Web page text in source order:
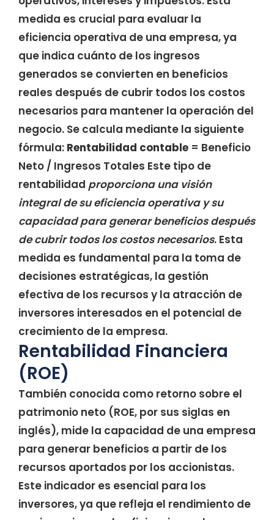
medida es crucial para evaluar la
eficiencia operativa de una empresa, ya
que indica cuánto de los ingresos
generados se convierten en beneficios
reales después de cubrir todos los costos
necesarios para mantener la operación del
negocio. Se calcula mediante la siguiente
fórmula: Rentabilidad contable = Beneficio
Neto / Ingresos Totales Este tipo de
rentabilidad proporciona una visión
integral de su eficiencia operativa y su
capacidad para generar beneficios después
de cubrir todos los costos necesarios. Esta
medida es fundamental para la toma de
decisiones estratégicas, la gestión
efectiva de los recursos y la atracción de
inversores interesados en el potencial de
crecimiento de la empresa.
Rentabilidad Financiera
(ROE)
También conocida como retorno sobre el
patrimonio neto (ROE, por sus siglas en
inglés), mide la capacidad de una empresa
para generar beneficios a partir de los
recursos aportados por los accionistas.
Este indicador es esencial para los
inversores, ya que refleja el rendimiento de